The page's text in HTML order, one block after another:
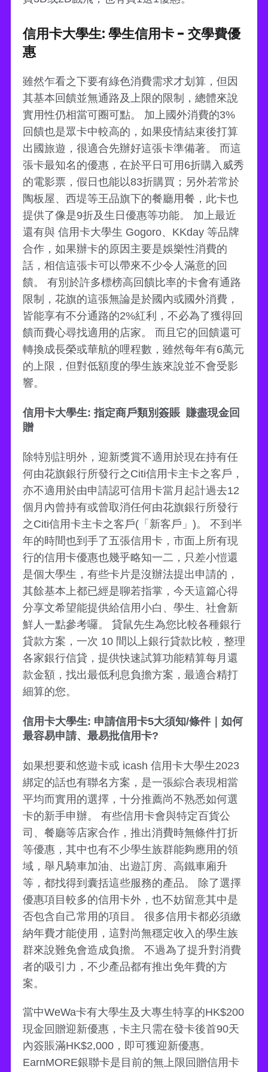
信用卡大學生: 學生信用卡 - 交學費優
惠
雖然乍看之下要有綠色消費需求才划算，但因
其基本回饋並無通路及上限的限制，總體來說
實用性仍相當可圈可點。 加上國外消費的3%
回饋也是眾卡中較高的，如果疫情結束後打算
出國旅遊，很適合先辦好這張卡準備著。 而這
張卡最知名的優惠，在於平日可用6折購入威秀
的電影票，假日也能以83折購買；另外若常於
陶板屋、西堤等王品旗下的餐廳用餐，此卡也
提供了像是9折及生日優惠等功能。 加上最近
還有與 信用卡大學生 Gogoro、KKday 等品牌
合作，如果辦卡的原因主要是娛樂性消費的
話，相信這張卡可以帶來不少令人滿意的回
饋。 有別於許多標榜高回饋比率的卡會有通路
限制，花旗的這張無論是於國內或國外消費，
皆能享有不分通路的2%紅利，不必為了獲得回
饋而費心尋找適用的店家。 而且它的回饋還可
轉換成長榮或華航的哩程數，雖然每年有6萬元
的上限，但對低額度的學生族來說並不會受影
響。
信用卡大學生: 指定商戶類別簽賬 賺盡現金回
贈
除特別註明外，迎新獎賞不適用於現在持有任
何由花旗銀行所發行之Citi信用卡主卡之客戶，
亦不適用於由申請認可信用卡當月起計過去12
個月內曾持有或曾取消任何由花旗銀行所發行
之Citi信用卡主卡之客戶(「新客戶」)。 不到半
年的時間也到手了五張信用卡，市面上所有現
行的信用卡優惠也幾乎略知一二，只差小愷還
是個大學生，有些卡片是沒辦法提出申請的，
其餘基本上都已經是聊若指掌，今天這篇心得
分享文希望能提供給信用小白、學生、社會新
鮮人一點參考囉。 貸鼠先生為您比較各種銀行
貸款方案，一次 10 間以上銀行貸款比較，整理
各家銀行信貸，提供快速試算功能精算每月還
款金額，找出最低利息負擔方案，最適合精打
細算的您。
信用卡大學生: 申請信用卡5大須知/條件｜如何
最容易申請、最易批信用卡?
如果想要和悠遊卡或 icash 信用卡大學生2023
綁定的話也有聯名方案，是一張綜合表現相當
平均而實用的選擇，十分推薦尚不熟悉如何選
卡的新手申辦。 有些信用卡會與特定百貨公
司、餐廳等店家合作，推出消費時無條件打折
等優惠，其中也有不少學生族群能夠應用的領
域，舉凡騎車加油、出遊訂房、高鐵車廂升
等，都找得到囊括這些服務的產品。 除了選擇
優惠項目較多的信用卡外，也不妨留意其中是
否包含自己常用的項目。 很多信用卡都必須繳
納年費才能使用，這對尚無穩定收入的學生族
群來說難免會造成負擔。 不過為了提升對消費
者的吸引力，不少產品都有推出免年費的方
案。
當中WeWa卡有大學生及大專生特享的HK$200
現金回贈迎新優惠，卡主只需在發卡後首90天
內簽賬滿HK$2,000，即可獲迎新優惠。
EarnMORE銀聯卡是目前的無上限回贈信用卡